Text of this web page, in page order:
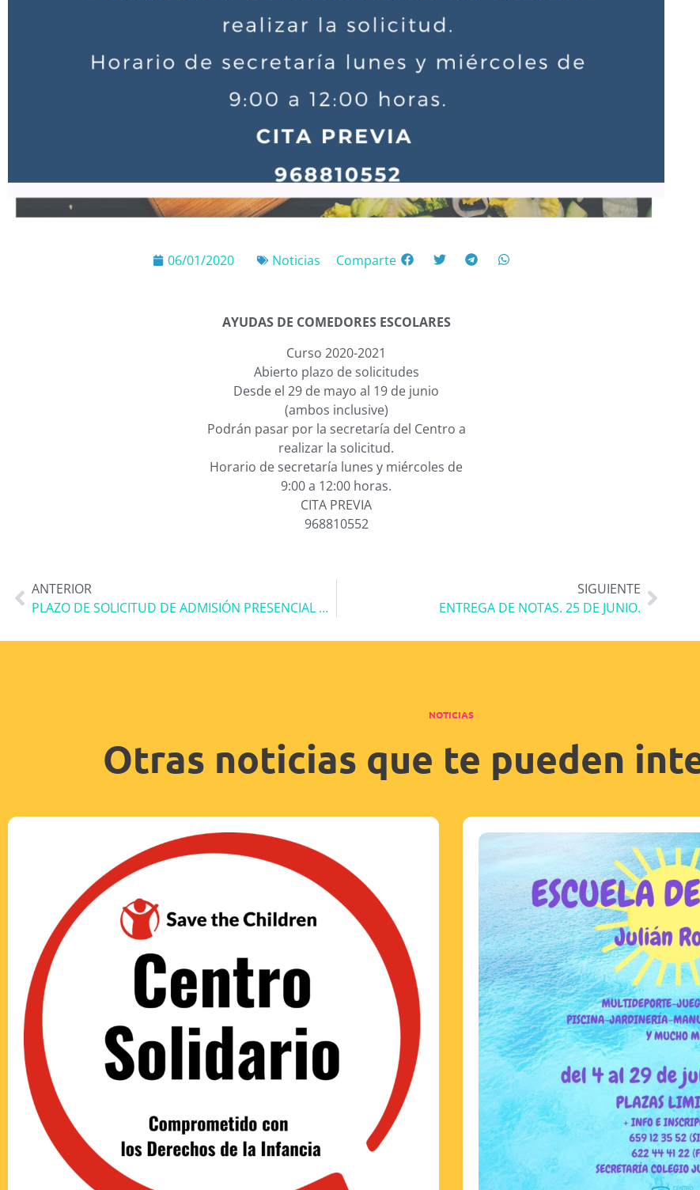
06/01/2020 Noticias Comparte
AYUDAS DE COMEDORES ESCOLARES
Curso 2020-2021
Abierto plazo de solicitudes
Desde el 29 de mayo al 19 de junio
(ambos inclusive)
Podrán pasar por la secretaría del Centro a
realizar la solicitud.
Horario de secretaría lunes y miércoles de
9:00 a 12:00 horas.
CITA PREVIA
968810552
ANTERIOR
PLAZO DE SOLICITUD DE ADMISIÓN PRESENCIAL ABIERTO
SIGUIENTE
ENTREGA DE NOTAS. 25 DE JUNIO.
NOTICIAS
Otras noticias que te pueden